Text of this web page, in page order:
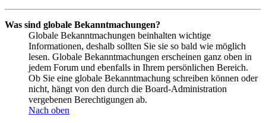
Was sind globale Bekanntmachungen?
Globale Bekanntmachungen beinhalten wichtige
Informationen, deshalb sollten Sie sie so bald wie möglich
lesen. Globale Bekanntmachungen erscheinen ganz oben in
jedem Forum und ebenfalls in Ihrem persönlichen Bereich.
Ob Sie eine globale Bekanntmachung schreiben können oder
nicht, hängt von den durch die Board-Administration
vergebenen Berechtigungen ab.
Nach oben